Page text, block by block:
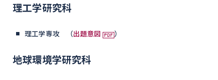
理工学研究科
理工学専攻 （出題意図 ）
地球環境学研究科